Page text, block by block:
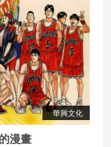
華興文化
漫畫